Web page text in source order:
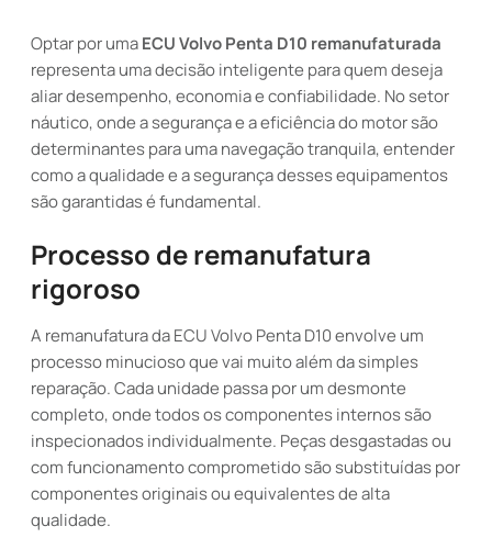
Optar por umaECU Volvo Penta D10 remanufaturada
representa uma decisão inteligente para quem deseja
aliar desempenho, economia e confiabilidade. No setor
náutico, onde a segurança e a eficiência do motor são
determinantes para uma navegação tranquila, entender
como a qualidade e a segurança desses equipamentos
são garantidas é fundamental.
Processo de remanufatura
rigoroso
A remanufatura da ECU Volvo Penta D10 envolve um
processo minucioso que vai muito além da simples
reparação. Cada unidade passa por um desmonte
completo, onde todos os componentes internos são
inspecionados individualmente. Peças desgastadas ou
com funcionamento comprometido são substituídas por
componentes originais ou equivalentes de alta
qualidade.